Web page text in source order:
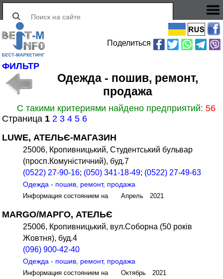
Поделиться
ФИЛЬТР
Одежда - пошив, ремонт,
продажа
С такими критериями найдено предприятий:56
Страница 12 3 4 5 6
LUWE, АТЕЛЬЄ-МАГАЗИН
25006, Кропивницький, Студентський бульвар
(просп.Комуністичний), буд.7
(0522) 27-90-16; (050) 341-18-49; (0522) 27-49-63
Одежда - пошив, ремонт, продажа
Информация состоянием на Апрель 2021
MARGO/МАРГО, АТЕЛЬЄ
25006, Кропивницький, вул.Соборна (50 років
Жовтня), буд.4
(096) 900-42-40
Одежда - пошив, ремонт, продажа
Информация состоянием на Октябрь 2021